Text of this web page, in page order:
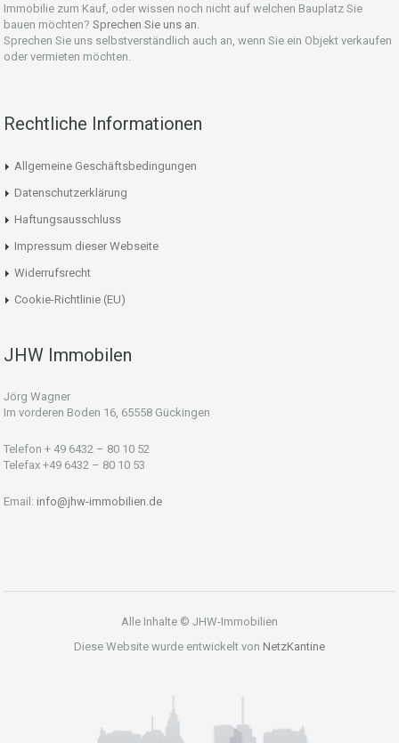
Immobilie zum Kauf, oder wissen noch nicht auf welchen Bauplatz Sie
bauen möchten? Sprechen Sie uns an.
Sprechen Sie uns selbstverständlich auch an, wenn Sie ein Objekt verkaufen
oder vermieten möchten.
Rechtliche Informationen
Allgemeine Geschäftsbedingungen
Datenschutzerklärung
Haftungsausschluss
Impressum dieser Webseite
Widerrufsrecht
Cookie-Richtlinie (EU)
JHW Immobilen
Jörg Wagner
Im vorderen Boden 16, 65558 Gückingen
Telefon + 49 6432 – 80 10 52
Telefax +49 6432 – 80 10 53
Email: info@jhw-immobilien.de
Alle Inhalte © JHW-Immobilien
Diese Website wurde entwickelt von NetzKantine